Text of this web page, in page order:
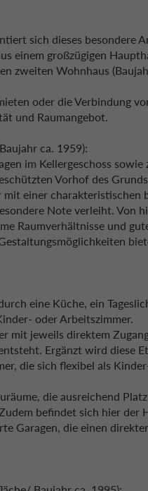
sich dieses besondere
einem großzügigen
zweiten Wohnhaus
oder die Verbindung
und Raumangebot.
ca. 1959):
im Kellergeschoss
Vorhof des
mit einer charakteristischen
Note verleiht. Von
Raumverhältnisse und
eine Küche, ein
oder Arbeitszimmer.
mit jeweils direktem
Ergänzt wird diese
die sich flexibel als
die ausreichend
befindet sich hier der
Garagen, die einen